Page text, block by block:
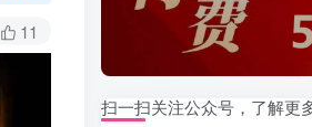
11
扫一扫关注公众号，了解更